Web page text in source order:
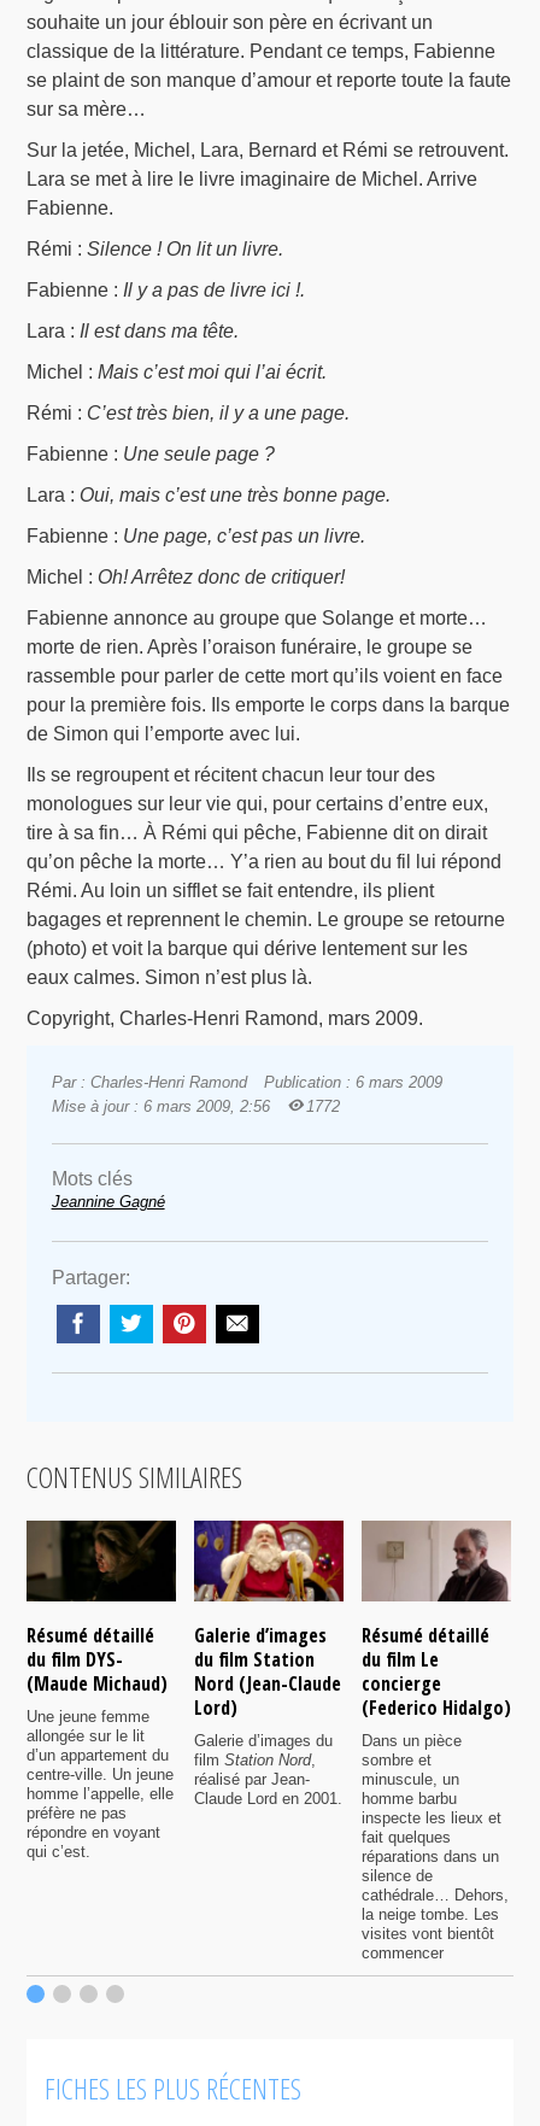
souhaite un jour éblouir son père en écrivant un
classique de la littérature. Pendant ce temps, Fabienne
se plaint de son manque d’amour et reporte toute la faute
sur sa mère…
Sur la jetée, Michel, Lara, Bernard et Rémi se retrouvent.
Lara se met à lire le livre imaginaire de Michel. Arrive
Fabienne.
Rémi :Silence ! On lit un livre.
Fabienne : Il y a pas de livre ici !.
Lara : Il est dans ma tête.
Michel :Mais c’est moi qui l’ai écrit.
Rémi : C’est très bien, il y a une page.
Fabienne : Une seule page ?
Lara : Oui, mais c’est une très bonne page.
Fabienne : Une page, c’est pas un livre.
Michel : Oh! Arrêtez donc de critiquer!
Fabienne annonce au groupe que Solange et morte…
morte de rien. Après l’oraison funéraire, le groupe se
rassemble pour parler de cette mort qu’ils voient en face
pour la première fois. Ils emporte le corps dans la barque
de Simon qui l’emporte avec lui.
Ils se regroupent et récitent chacun leur tour des
monologues sur leur vie qui, pour certains d’entre eux,
tire à sa fin… À Rémi qui pêche, Fabienne dit on dirait
qu’on pêche la morte… Y’a rien au bout du fil lui répond
Rémi. Au loin un sifflet se fait entendre, ils plient
bagages et reprennent le chemin. Le groupe se retourne
(photo) et voit la barque qui dérive lentement sur les
eaux calmes. Simon n’est plus là.
Copyright, Charles-Henri Ramond, mars 2009.
Par : Charles-Henri Ramond
Publication : 6 mars 2009
Mise à jour : 6 mars 2009, 2:56
1772
Mots clés
Jeannine Gagné
Partager:
CONTENUS SIMILAIRES
Résumé détaillé
du film DYS-
(Maude Michaud)
Une jeune femme
allongée sur le lit
d’un appartement du
centre-ville. Un jeune
homme l’appelle, elle
préfère ne pas
répondre en voyant
qui c’est.
Galerie d’images
du film Station
Nord (Jean-Claude
Lord)
Galerie d’images du
filmStation Nord,
réalisé par Jean-
Claude Lord en 2001.
Résumé détaillé
du film Le
concierge
(Federico Hidalgo)
Dans un pièce
sombre et
minuscule, un
homme barbu
inspecte les lieux et
fait quelques
réparations dans un
silence de
cathédrale… Dehors,
la neige tombe. Les
visites vont bientôt
commencer
FICHES LES PLUS RÉCENTES